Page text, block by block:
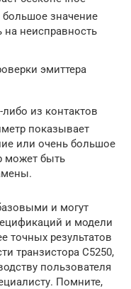
значение
на неисправность
эмиттера
из контактов
показывает
или очень большое
может быть
и могут
и модели
точных результатов
транзистора C5250,
пользователя
Помните,